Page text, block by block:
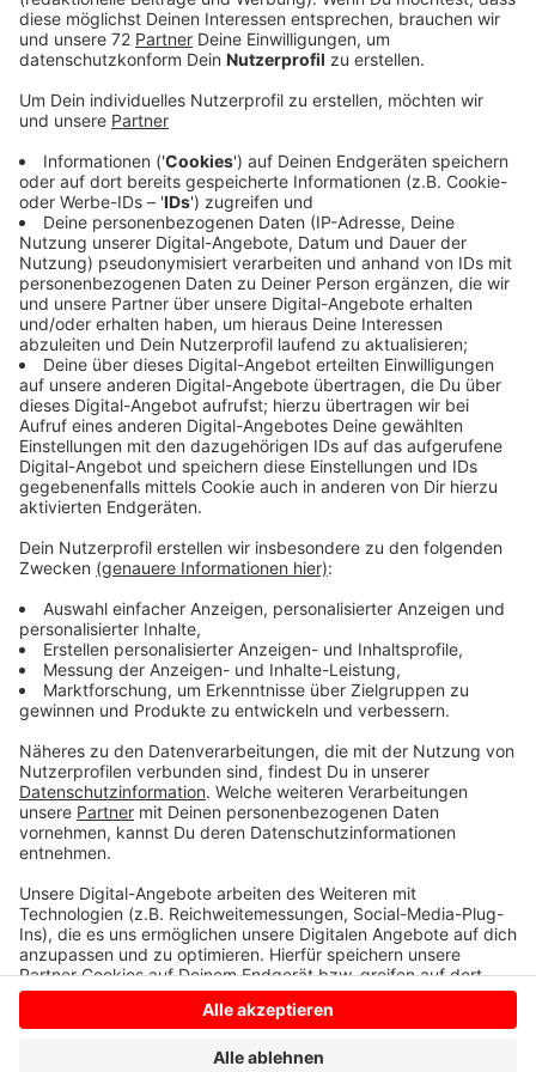
Viele von Ihnen planen Ausflüge mit der Familie, viele
Ausflügler reisen mit dem Wohnmobil in den Kreis
Coesfeld. Und das gute ist, dass die Städte und
Gemeinden dranbleiben und mehr Parkplätze schaffen
und damit mehr Auswahl besteht. In Dülmen
beispielsweise hat ja am Düb ein neuer großer,
moderner Parkplatz für Wohnmobile eröffnet. Und die
erste richtige Saison steht bevor. Der Platz ist schon
gut belegt und reserviert, aber es ist auch noch etwas
frei. In Nordkirchen gibt es einen Parkplatz für
Wohnmobile in der Straße am Gorbach. Reservieren ist
hier nicht möglich, es ist ein Glückspiel für Wohnmobil-
Urlauber – entweder ist der Platz frei, oder sie müssen
weitersuchen. Auf dem Campingplatz von Frank Braun
in der Lüdinghauser Bauerschaft Beerenbrock ist
bereits alles belegt. Hier reservieren die Urlauber
bereits weit im Voraus einen Platz. Auch auf dem
Platz am Kanalufer in Lüdinghausen gibt es keine
Lücken mehr. Übrigens, hier kommen Familien extra
wegen des Wildpferde Wochenendes in Dülmen. Die
Ruhrgebiet oder aus dem Nachbarland Holland in den
Kreis.
Anzeige
Anzeige